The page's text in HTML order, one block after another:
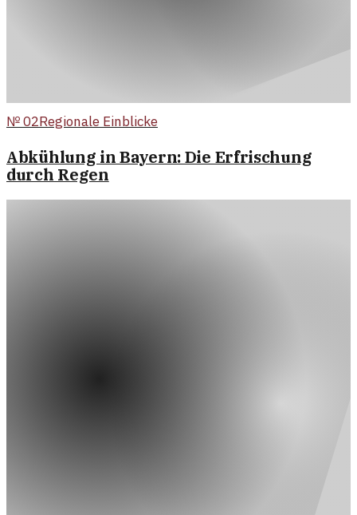
№02Regionale Einblicke
Abkühlung in Bayern: Die Erfrischung
durch Regen